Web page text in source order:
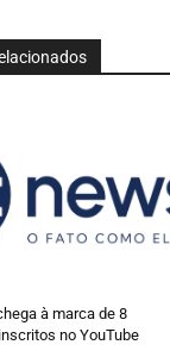
à marca de 8
no YouTube